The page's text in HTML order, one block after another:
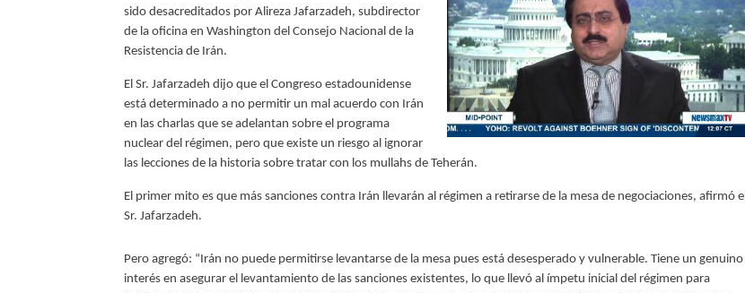
sido desacreditados por Alireza Jafarzadeh, subdirector
de la oficina en Washington del Consejo Nacional de la
Resistencia de Irán.
El Sr. Jafarzadeh dijo que el Congreso estadounidense
está determinado a no permitir un mal acuerdo con Irán
en las charlas que se adelantan sobre el programa
nuclear del régimen, pero que existe un riesgo al ignorar
las lecciones de la historia sobre tratar con los mullahs de Teherán.
El primer mito es que más sanciones contra Irán llevarán al régimen a retirarse de la mesa de negociaciones, afirmó el
Sr. Jafarzadeh.
Pero agregó: “Irán no puede permitirse levantarse de la mesa pues está desesperado y vulnerable. Tiene un genuino
interés en asegurar el levantamiento de las sanciones existentes, lo que llevó al ímpetu inicial del régimen para